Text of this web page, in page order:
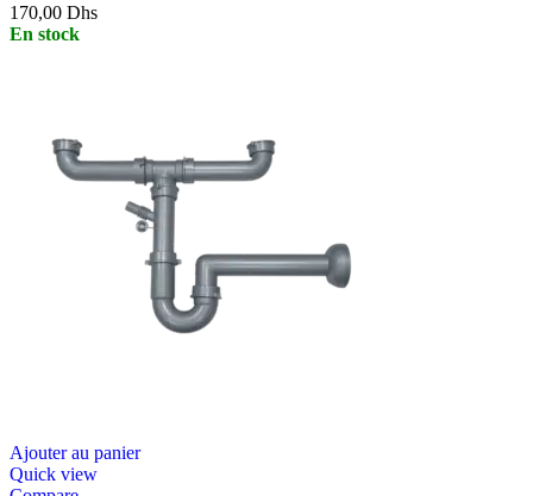
170,00 Dhs
En stock
Ajouter au panier
Quick view